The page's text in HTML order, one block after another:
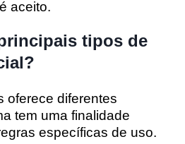
aceito.
tipos de
oferece diferentes
tem uma finalidade
específicas de uso.